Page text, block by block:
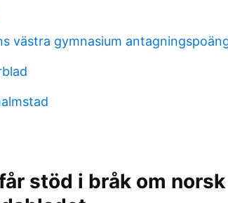
västra gymnasium
stöd i bråk om